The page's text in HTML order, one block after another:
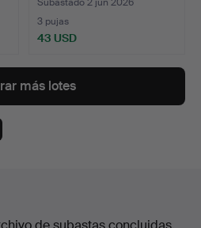
3 pujas
43 USD
más lotes